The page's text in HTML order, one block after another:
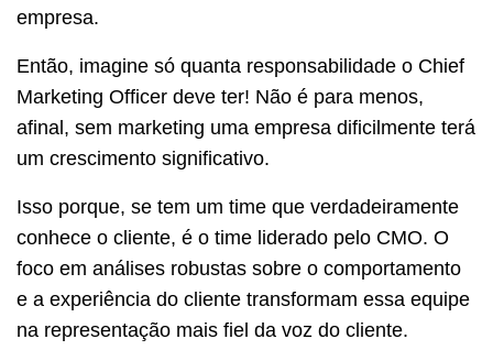
empresa.
Então, imagine só quanta responsabilidade o Chief
Marketing Officer deve ter! Não é para menos,
afinal, sem marketing uma empresa dificilmente terá
um crescimento significativo.
Isso porque, se tem um time que verdadeiramente
conhece o cliente, é o time liderado pelo CMO. O
foco em análises robustas sobre o comportamento
e a experiência do cliente transformam essa equipe
na representação mais fiel da voz do cliente.